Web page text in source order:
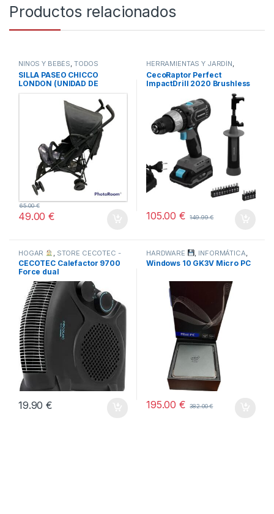
Productos relacionados
NIÑOS Y BEBÉS, TODOS
SILLA PASEO CHICCO
LONDON (UNIDAD DE
EXPOSICION – SIN
EMBALAJE ORIGINAL)
49.00€
65.00€
HERRAMIENTAS Y JARDÍN,
HOGAR
,
STORE CECOTEC -
DISTRIBUIDOR OFICIAL
TODOS
CecoRaptor Perfect
ImpactDrill 2020 Brushless
105.00€ 149.99€
HOGAR
STORE CECOTEC -
DISTRIBUIDOR OFICIAL
,
TODOS
CECOTEC Calefactor 9700
Force dual
19.90€
HARDWARE INFORMÁTICA
TODOS
Windows 10 GK3V Micro PC
195.00€ 382.00€